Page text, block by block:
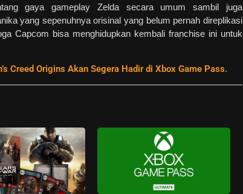
gaya gameplay Zelda secara umum sambil juga
yang sepenuhnya orisinal yang belum pernah direplikasi
Capcom bisa menghidupkan kembali franchise ini untuk
Creed Origins Akan Segera Hadir di Xbox Game Pass.